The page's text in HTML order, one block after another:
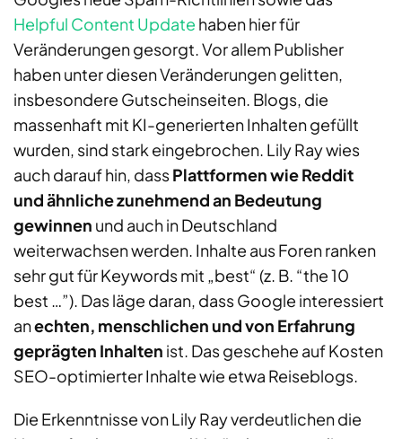
Helpful Content Update haben hier für
Veränderungen gesorgt. Vor allem Publisher
haben unter diesen Veränderungen gelitten,
insbesondere Gutscheinseiten. Blogs, die
massenhaft mit KI-generierten Inhalten gefüllt
wurden, sind stark eingebrochen. Lily Ray wies
auch darauf hin, dassPlattformen wie Reddit
und ähnliche zunehmend an Bedeutung
gewinnen und auch in Deutschland
weiterwachsen werden. Inhalte aus Foren ranken
sehr gut für Keywords mit „best“ (z. B. “the 10
best …”). Das läge daran, dass Google interessiert
anechten, menschlichen und von Erfahrung
geprägten Inhalten ist. Das geschehe auf Kosten
SEO-optimierter Inhaltewie etwa Reiseblogs.
Die Erkenntnisse von Lily Ray verdeutlichen die